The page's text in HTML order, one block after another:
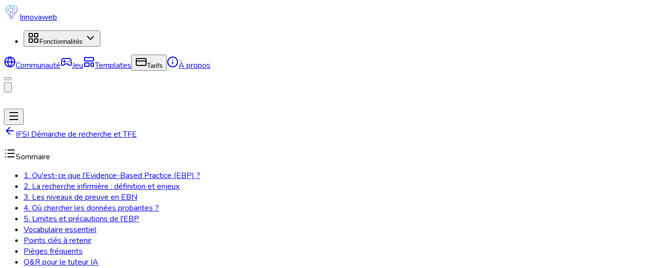
Innovaweb
Fonctionnalités
Communauté Jeu Templates Tarifs À propos
IFSI Démarche de recherche et TFE
Sommaire
1. Qu'est-ce que l'Evidence-Based Practice (EBP) ?
2. La recherche infirmière : définition et enjeux
3. Les niveaux de preuve en EBN
4. Où chercher les données probantes ?
5. Limites et précautions de l'EBP
Vocabulaire essentiel
Points clés à retenir
Pièges fréquents
Q&R pour le tuteur IA